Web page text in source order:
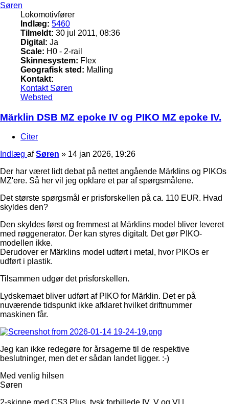
Søren
Lokomotivfører
Indlæg: 5460
Tilmeldt: 30 jul 2011, 08:36
Digital: Ja
Scale: H0 - 2-rail
Skinnesystem: Flex
Geografisk sted: Malling
Kontakt:
Kontakt Søren
Websted
Märklin DSB MZ epoke IV og PIKO MZ epoke IV.
Citer
Indlæg afSøren » 14 jan 2026, 19:26
Der har været lidt debat på nettet angående Märklins og PIKOs
MZ'ere. Så her vil jeg opklare et par af spørgsmålene.
Det største spørgsmål er prisforskellen på ca. 110 EUR. Hvad
skyldes den?
Den skyldes først og fremmest at Märklins model bliver leveret
med røggenerator. Der kan styres digitalt. Det gør PIKO-
modellen ikke.
Derudover er Märklins model udført i metal, hvor PIKOs er
udført i plastik.
Tilsammen udgør det prisforskellen.
Lydskemaet bliver udført af PIKO for Märklin. Det er på
nuværende tidspunkt ikke afklaret hvilket driftnummer
maskinen får.
Jeg kan ikke redegøre for årsagerne til de respektive
beslutninger, men det er sådan landet ligger. :-)
Med venlig hilsen
Søren